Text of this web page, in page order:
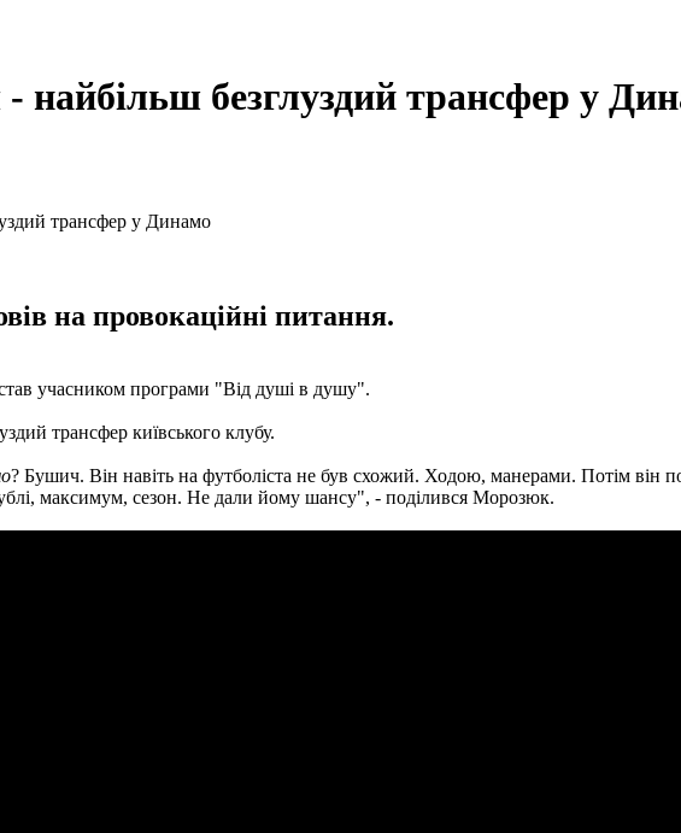
безглуздий трансфер у
на провокаційні питання.
учасником програми "Від душі в душу".
трансфер київського клубу.
? Бушич. Він навіть на футболіста не був схожий. Ходою, манерами. Потім він
максимум, сезон. Не дали йому шансу", - поділився Морозюк.